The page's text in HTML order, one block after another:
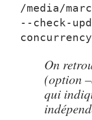
/media/
--check-
On
(option
qui